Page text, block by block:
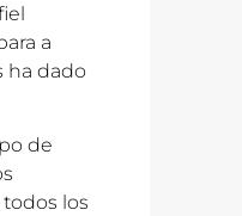
a
ha dado
de
los